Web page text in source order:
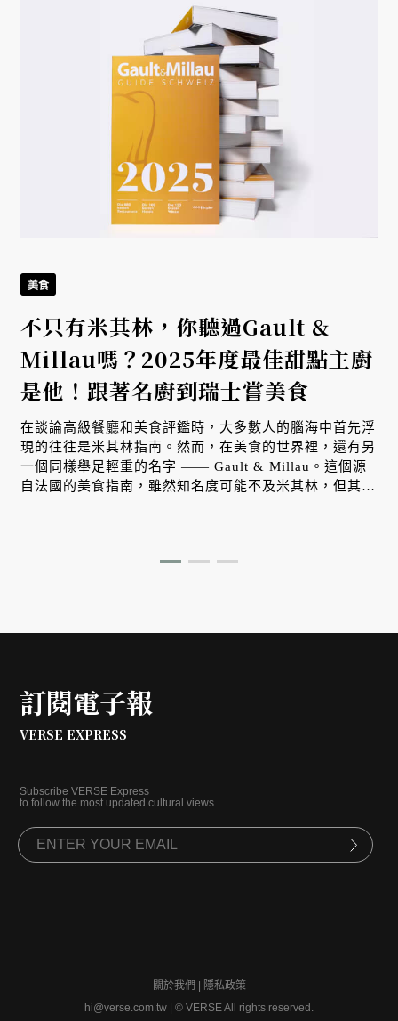
美食
不只有米其林，你聽過Gault &
Millau嗎？2025年度最佳甜點主廚
是他！跟著名廚到瑞士嘗美食
在談論高級餐廳和美食評鑑時，大多數人的腦海中首先浮
現的往往是米其林指南。然而，在美食的世界裡，還有另
一個同樣舉足輕重的名字 —— Gault & Millau。這個源
自法國的美食指南，雖然知名度可能不及米其林，但其影
訂閱電子報
VERSE EXPRESS
Subscribe VERSE Express
to follow the most updated cultural views.
關於我們 | 隱私政策
hi@verse.com.tw | © VERSE All rights reserved.